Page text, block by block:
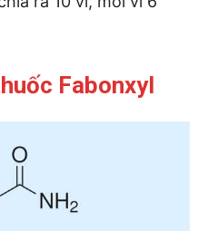
Fabonxyl